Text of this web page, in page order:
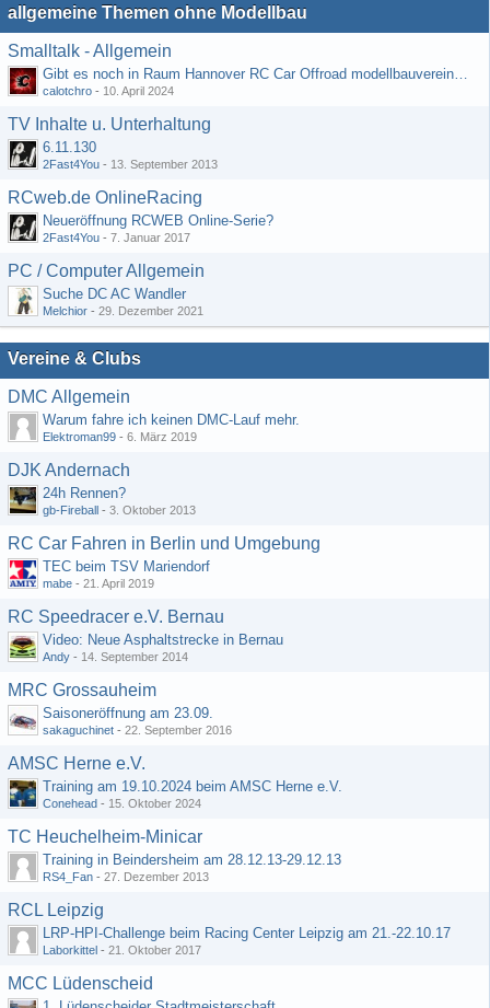
allgemeine Themen ohne Modellbau
Smalltalk - Allgemein
Gibt es noch in Raum Hannover RC Car Offroad modellbauvereine, habe selbst schon gegoogelt aber erfolglos
calotchro - 10. April 2024
TV Inhalte u. Unterhaltung
6.11.130
2Fast4You - 13. September 2013
RCweb.de OnlineRacing
Neueröffnung RCWEB Online-Serie?
2Fast4You - 7. Januar 2017
PC / Computer Allgemein
Suche DC AC Wandler
Melchior - 29. Dezember 2021
Vereine & Clubs
DMC Allgemein
Warum fahre ich keinen DMC-Lauf mehr.
Elektroman99 - 6. März 2019
DJK Andernach
24h Rennen?
gb-Fireball - 3. Oktober 2013
RC Car Fahren in Berlin und Umgebung
TEC beim TSV Mariendorf
mabe - 21. April 2019
RC Speedracer e.V. Bernau
Video: Neue Asphaltstrecke in Bernau
Andy - 14. September 2014
MRC Grossauheim
Saisoneröffnung am 23.09.
sakaguchinet - 22. September 2016
AMSC Herne e.V.
Training am 19.10.2024 beim AMSC Herne e.V.
Conehead - 15. Oktober 2024
TC Heuchelheim-Minicar
Training in Beindersheim am 28.12.13-29.12.13
RS4_Fan - 27. Dezember 2013
RCL Leipzig
LRP-HPI-Challenge beim Racing Center Leipzig am 21.-22.10.17
Laborkittel - 21. Oktober 2017
MCC Lüdenscheid